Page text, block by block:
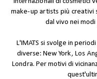
make-up artists più creativi
dal vivo nei
L'IMATS si svolge in
diverse: NewYork, Los
Londra. Per motivi di